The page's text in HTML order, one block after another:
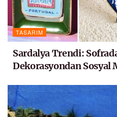
TASARIM
Sardalya Trendi:
Dekorasyondan Sosyal